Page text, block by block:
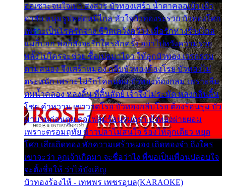
ออเซาะจนใจเบา สงสาร บัวทองเศร้า น้ำตาคลอเบ้า เฝ้า
อาลัย หนุ่มรูปหล่อหนีไกล หัวใจบัวทองระรวย บัวทองโศก
เพราะเป็นโรครักจาง ชีวิตเคว้งคว้าง เมื่อรักห่างร้างไกล
แม่ก็บอก พ่อก็สั่งจะรักใครสักครั้ง อย่าไปหวังความรวย
พลั้งไปใครจะช่วย ซื้อเปลมาไกว ให้ลูกบัวทอง เวรกรรม
ตามสนอง จึงเศร้าหมอง กลีบบัวทองต้องโรย บัวทองไม่
ตระหนัก เพราะไม่รักโคลนตม บัวทองท้องกลม เพราะลืม
ตมน้ำคลอง หลงลิ้น ที่สิ้นสัตย์ เจ้าจึงไม่ระมัด หลงกลิ่นลิ้น
โชย คำหวาน เขาวาดโรย บัวทองกลีบโรย ต้องร้อนรุม บัว
มาบานก่อนตูม ดุจไฟสุมร้อนรุมอุรา บัวทองผ่ายผอม
เพราะตรอมฤทัย ข้าวปลาไม่สนใจ ร้องไห้ลูกเดียว หยุด
โศก เสียเถิดทอง พักความเศร้าหมอง เถิดทองจ๋า ถึงใคร
เขาจะว่า ลูกเจ้าเกิดมา จะชื่อว่าไง พี่ขอเป็นเพื่อนปลอบใจ
จะตั้งชื่อให้ ว่าไอ้บังเอิญ
บัวทองร้องไห้ - เทพพร เพชรอุบล(KARAOKE)